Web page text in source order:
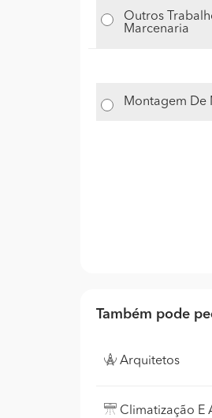
Outros
Marcenaria
Montagem De
Também pode
Arquitetos
Climatização E